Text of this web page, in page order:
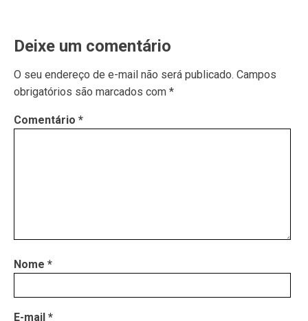
Deixe um comentário
O seu endereço de e-mail não será publicado. Campos
obrigatórios são marcados com *
Comentário *
Nome *
E-mail *